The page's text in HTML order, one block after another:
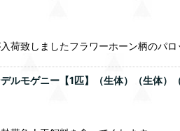
荷致しましたフラワーホーン柄のパ
ルモゲニー【1匹】（生体）（生体）